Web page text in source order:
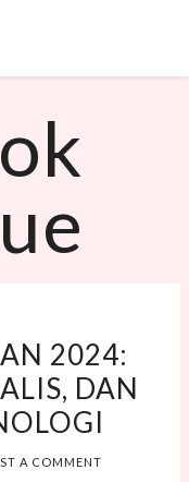
˟
2024:
DAN
A COMMENT